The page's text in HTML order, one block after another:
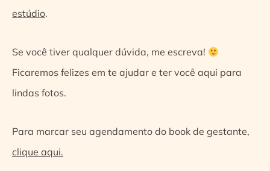
estúdio.
Se você tiver qualquer dúvida, me escreva!
Ficaremos felizes em te ajudar e ter você aqui para
lindas fotos.
Para marcar seu agendamento do book de gestante,
clique aqui.